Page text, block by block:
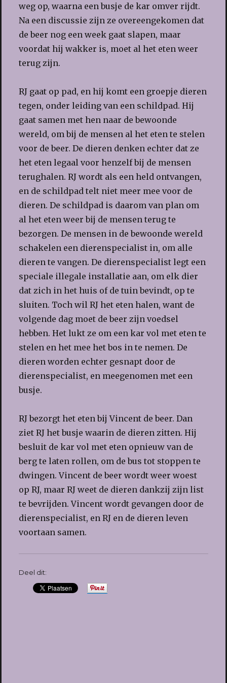
weg op, waarna een busje de kar omver rijdt.
Na een discussie zijn ze overeengekomen dat
de beer nog een week gaat slapen, maar
voordat hij wakker is, moet al het eten weer
terug zijn.
RJ gaat op pad, en hij komt een groepje dieren
tegen, onder leiding van een schildpad. Hij
gaat samen met hen naar de bewoonde
wereld, om bij de mensen al het eten te stelen
voor de beer. De dieren denken echter dat ze
het eten legaal voor henzelf bij de mensen
terughalen. RJ wordt als een held ontvangen,
en de schildpad telt niet meer mee voor de
dieren. De schildpad is daarom van plan om
al het eten weer bij de mensen terug te
bezorgen. De mensen in de bewoonde wereld
schakelen een dierenspecialist in, om alle
dieren te vangen. De dierenspecialist legt een
speciale illegale installatie aan, om elk dier
dat zich in het huis of de tuin bevindt, op te
sluiten. Toch wil RJ het eten halen, want de
volgende dag moet de beer zijn voedsel
hebben. Het lukt ze om een kar vol met eten te
stelen en het mee het bos in te nemen. De
dieren worden echter gesnapt door de
dierenspecialist, en meegenomen met een
busje.
RJ bezorgt het eten bij Vincent de beer. Dan
ziet RJ het busje waarin de dieren zitten. Hij
besluit de kar vol met eten opnieuw van de
berg te laten rollen, om de bus tot stoppen te
dwingen. Vincent de beer wordt weer woest
op RJ, maar RJ weet de dieren dankzij zijn list
te bevrijden. Vincent wordt gevangen door de
dierenspecialist, en RJ en de dieren leven
voortaan samen.
Deel dit: